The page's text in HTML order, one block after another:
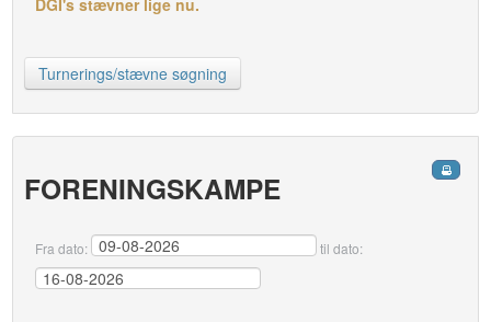
DGI's stævner lige nu.
Turnerings/stævne søgning
FORENINGSKAMPE
Fra dato: til dato: